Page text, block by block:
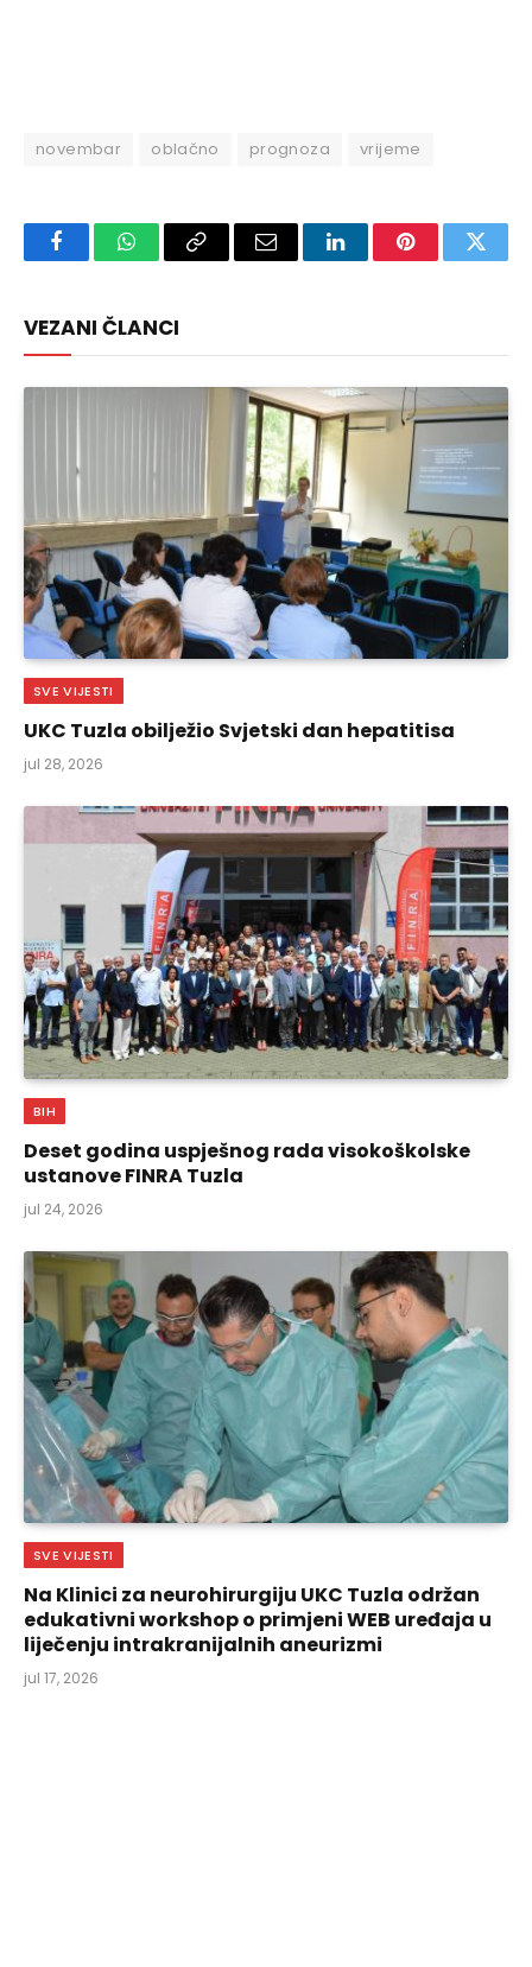
novembar oblačno prognoza vrijeme
FacebookWhatsAppCopy
Email LinkedInPinterest
VEZANI ČLANCI
SVE VIJESTI
UKC Tuzla obilježio Svjetski dan hepatitisa
jul 28, 2026
BIH
Deset godina uspješnog rada visokoškolske
ustanove FINRA Tuzla
jul 24, 2026
SVE VIJESTI
Na Klinici za neurohirurgiju UKC Tuzla održan
edukativni workshop o primjeni WEB uređaja u
liječenju intrakranijalnih aneurizmi
jul 17, 2026